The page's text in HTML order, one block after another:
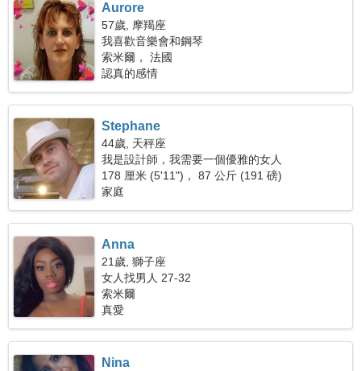
Aurore
57歲, 摩羯座
我喜歡音樂會和鋼琴
索米爾， 法國
認真的感情
Stephane
44歲, 天秤座
我是設計師，我需要一個優雅的女人
178 厘米 (5'11")， 87 公斤 (191 磅)
家庭
Anna
21歲, 獅子座
女人找男人 27-32
索米爾
真愛
Nina